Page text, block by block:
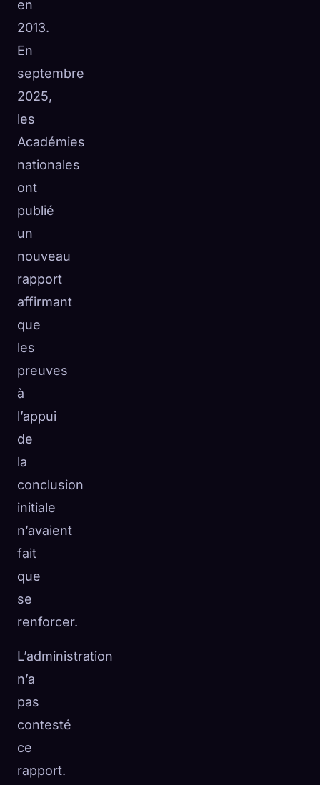
en
2013.
En
septembre
2025,
les
Académies
nationales
ont
publié
un
nouveau
rapport
affirmant
que
les
preuves
à
l’appui
de
la
conclusion
initiale
n’avaient
fait
que
se
renforcer.
L’administration
n’a
pas
contesté
ce
rapport.